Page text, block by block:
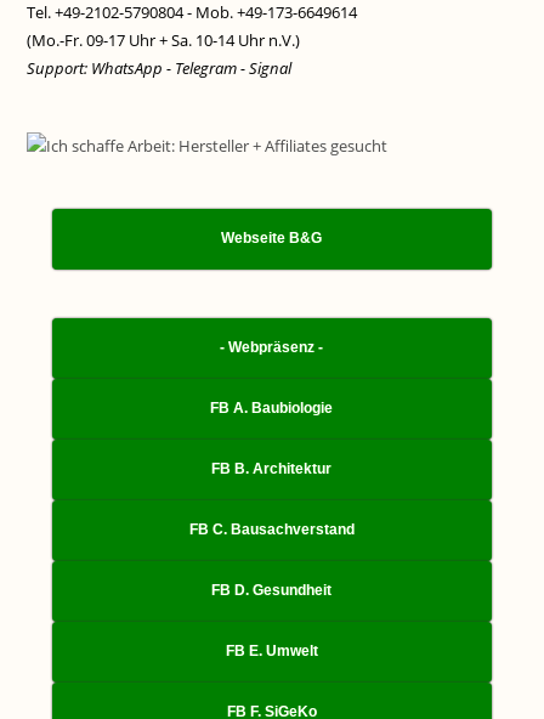
Tel. +49-2102-5790804 - Mob. +49-173-6649614
(Mo.-Fr. 09-17 Uhr + Sa. 10-14 Uhr n.V.)
Support: WhatsApp - Telegram - Signal
Webseite B&G
- Webpräsenz -
FB A. Baubiologie
FB B. Architektur
FB C. Bausachverstand
FB D. Gesundheit
FB E. Umwelt
FB F. SiGeKo